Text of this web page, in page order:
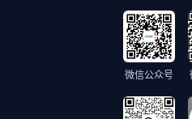
微信公众号